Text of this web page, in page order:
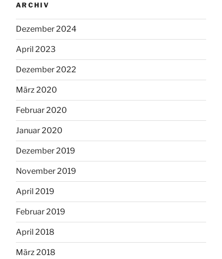
ARCHIV
Dezember 2024
April 2023
Dezember 2022
März 2020
Februar 2020
Januar 2020
Dezember 2019
November 2019
April 2019
Februar 2019
April 2018
März 2018